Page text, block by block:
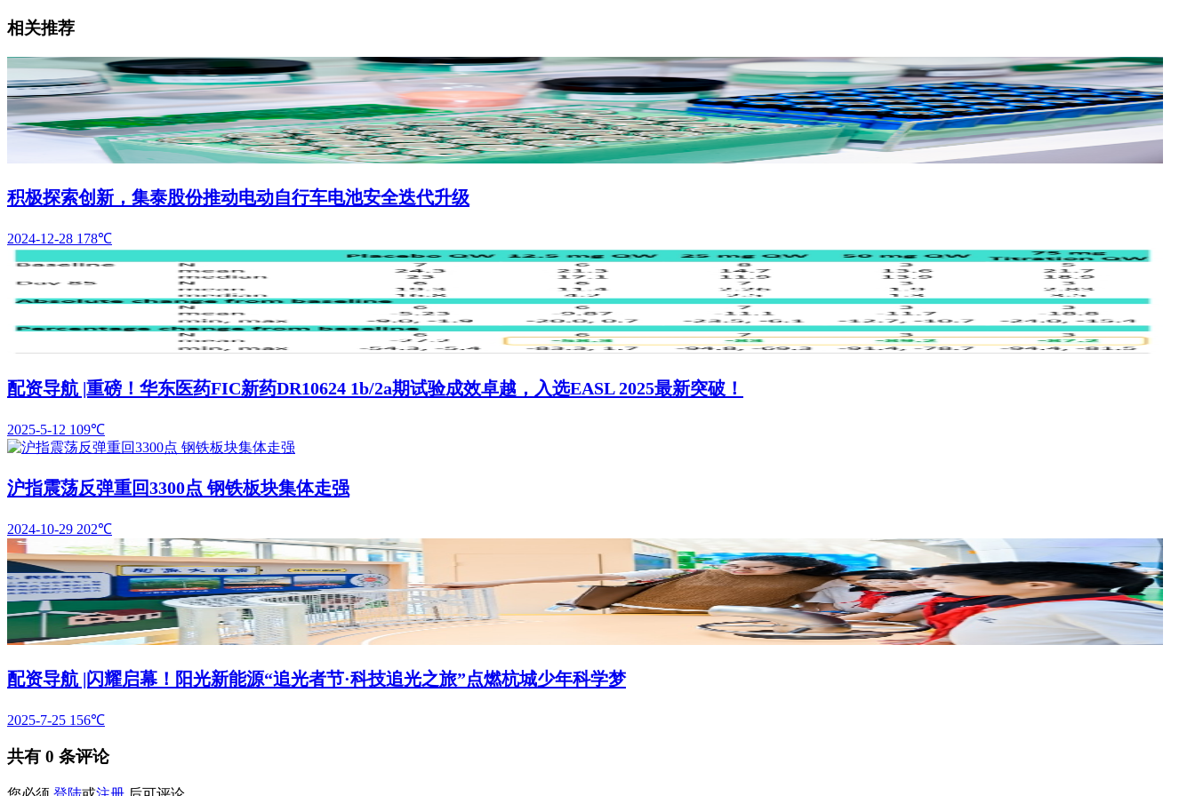
相关推荐
积极探索创新，集泰股份推动电动自行车电池安全迭代升级
2024-12-28 178℃
配资导航 |重磅！华东医药FIC新药DR10624 1b/2a期试验成效卓越，入选EASL 2025最新突破！
2025-5-12 109℃
沪指震荡反弹重回3300点 钢铁板块集体走强
2024-10-29 202℃
配资导航 |闪耀启幕！阳光新能源“追光者节·科技追光之旅”点燃杭城少年科学梦
2025-7-25 156℃
共有 0 条评论